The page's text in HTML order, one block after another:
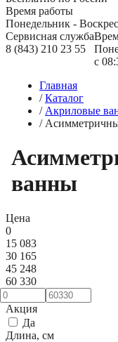
Время работы
Понедельник -
Сервисная служба
8 (843) 210 23 55
с
Главная
/ Каталог
/ Акриловые
/
ванны
Цена
0
15 083
30 165
45 248
60 330
Акция
Да
Длина, см